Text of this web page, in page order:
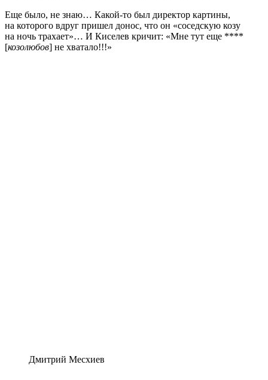
Еще было, не знаю… Какой-то был директор картины,
на которого вдруг пришел донос, что он «соседскую козу
на ночь трахает»… И Киселев кричит: «Мне тут еще ****
[козолюбов] не хватало!!!»
Дмитрий Месхиев